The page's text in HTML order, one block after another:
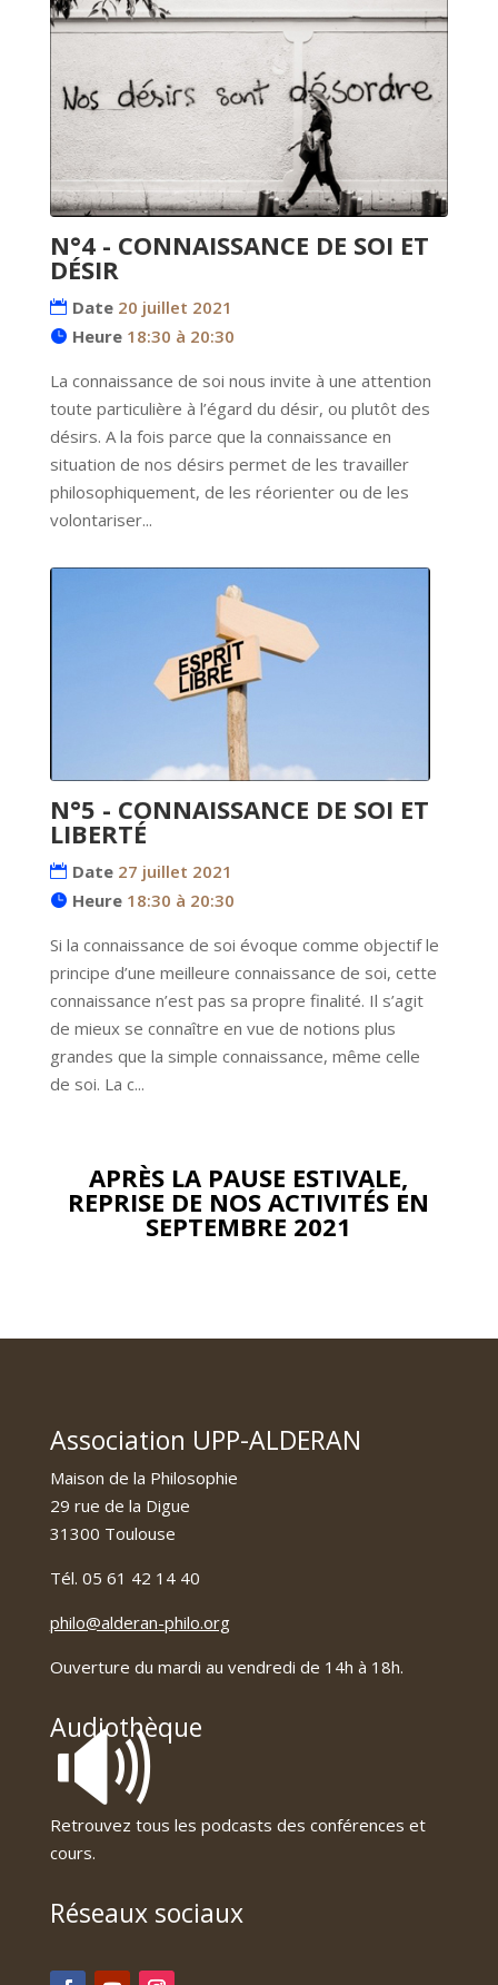
N°4 - CONNAISSANCE DE SOI ET
DÉSIR
Date 20 juillet 2021
Heure 18:30 à 20:30
La connaissance de soi nous invite à une attention
toute particulière à l’égard du désir, ou plutôt des
désirs. A la fois parce que la connaissance en
situation de nos désirs permet de les travailler
philosophiquement, de les réorienter ou de les
volontariser...
N°5 - CONNAISSANCE DE SOI ET
LIBERTÉ
Date 27 juillet 2021
Heure 18:30 à 20:30
Si la connaissance de soi évoque comme objectif le
principe d’une meilleure connaissance de soi, cette
connaissance n’est pas sa propre finalité. Il s’agit
de mieux se connaître en vue de notions plus
grandes que la simple connaissance, même celle
de soi. La c...
APRÈS LA PAUSE ESTIVALE,
REPRISE DE NOS ACTIVITÉS EN
SEPTEMBRE 2021
Association UPP-ALDERAN
Maison de la Philosophie
29 rue de la Digue
31300 Toulouse
Tél. 05 61 42 14 40
philo@alderan-philo.org
Ouverture du mardi au vendredi de 14h à 18h.
Audiothèque
🔊
Retrouvez tous les podcasts des conférences et
cours.
Réseaux sociaux